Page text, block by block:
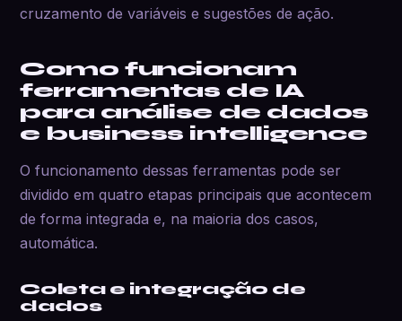
cruzamento de variáveis e sugestões de ação.
Como funcionam
ferramentas de IA
para análise de dados
e business intelligence
O funcionamento dessas ferramentas pode ser
dividido em quatro etapas principais que acontecem
de forma integrada e, na maioria dos casos,
automática.
Coleta e integração de
dados